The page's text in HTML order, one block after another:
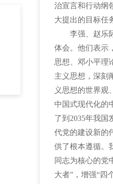
治宣言和行动纲
大提出的目标任
李强、赵乐
体会。他们表示
思想、邓小平理
主义思想，深刻
义思想的世界观
中国式现代化的
了到2035年我国
代党的建设新的
供了根本遵循。
同志为核心的党
大者”，增强“四